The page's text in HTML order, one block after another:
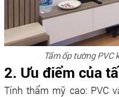
Tấm ốp tường PVC
2. Ưu điểm của
Tính thẩm mỹ cao: PVC